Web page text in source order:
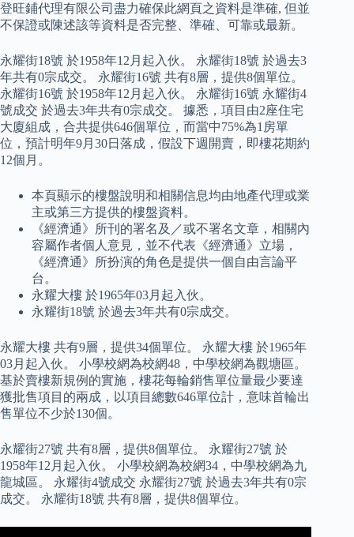
登旺鋪代理有限公司盡力確保此網頁之資料是準確, 但並
不保證或陳述該等資料是否完整、準確、可靠或最新。
永耀街18號 於1958年12月起入伙。 永耀街18號 於過去3
年共有0宗成交。 永耀街16號 共有8層，提供8個單位。
永耀街16號 於1958年12月起入伙。 永耀街16號 永耀街4
號成交 於過去3年共有0宗成交。 據悉，項目由2座住宅
大廈組成，合共提供646個單位，而當中75%為1房單
位，預計明年9月30日落成，假設下週開賣，即樓花期約
12個月。
本頁顯示的樓盤說明和相關信息均由地產代理或業
主或第三方提供的樓盤資料。
《經濟通》所刊的署名及／或不署名文章，相關內
容屬作者個人意見，並不代表《經濟通》立場，
《經濟通》所扮演的角色是提供一個自由言論平
台。
永耀大樓 於1965年03月起入伙。
永耀街18號 於過去3年共有0宗成交。
永耀大樓 共有9層，提供34個單位。 永耀大樓 於1965年
03月起入伙。 小學校網為校網48，中學校網為觀塘區。
基於賣樓新規例的實施，樓花每輪銷售單位量最少要達
獲批售項目的兩成，以項目總數646單位計，意味首輪出
售單位不少於130個。
永耀街27號 共有8層，提供8個單位。 永耀街27號 於
1958年12月起入伙。 小學校網為校網34，中學校網為九
龍城區。 永耀街4號成交 永耀街27號 於過去3年共有0宗
成交。 永耀街18號 共有8層，提供8個單位。